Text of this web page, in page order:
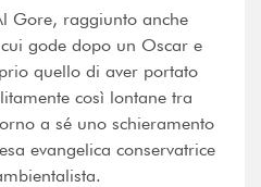
Gore, raggiunto anche
gode dopo un Oscar e
quello di aver portato
così lontane tra
a sé uno schieramento
evangelica conservatrice